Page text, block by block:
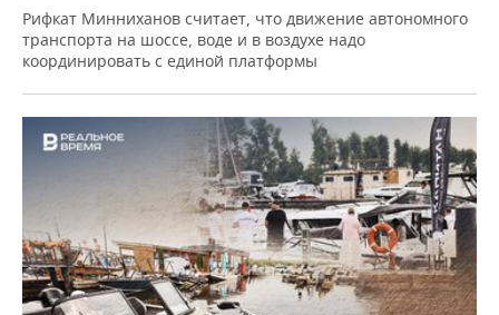
Рифкат Минниханов считает, что движение автономного
транспорта на шоссе, воде и в воздухе надо
координировать с единой платформы